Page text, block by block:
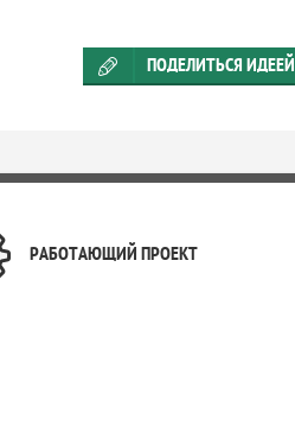
ПОДЕЛИТЬСЯ ИДЕЕЙ
РАБОТАЮЩИЙ ПРОЕКТ